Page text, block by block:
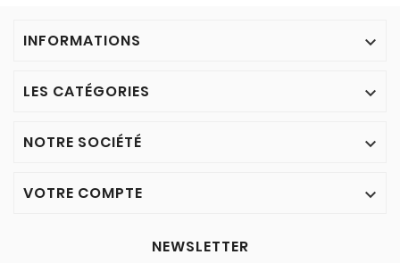
INFORMATIONS 
LES CATÉGORIES 
NOTRE SOCIÉTÉ 
VOTRE COMPTE 
NEWSLETTER